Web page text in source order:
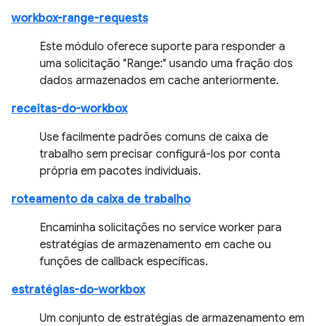
workbox-range-requests
Este módulo oferece suporte para responder a
uma solicitação "Range:" usando uma fração dos
dados armazenados em cache anteriormente.
receitas-do-workbox
Use facilmente padrões comuns de caixa de
trabalho sem precisar configurá-los por conta
própria em pacotes individuais.
roteamento da caixa de trabalho
Encaminha solicitações no service worker para
estratégias de armazenamento em cache ou
funções de callback específicas.
estratégias-do-workbox
Um conjunto de estratégias de armazenamento em